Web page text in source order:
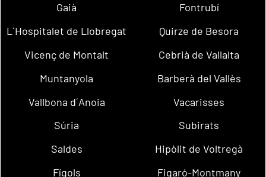
Gaià
Fontrubí
L´Hospitalet de Llobregat
Quirze de Besora
Vicenç de Montalt
Cebrià de Vallalta
Muntanyola
Barberà del Vallès
Vallbona d´Anoia
Vacarisses
Súria
Subirats
Saldes
Hipòlit de Voltregà
Fígols
Figaró-Montmany